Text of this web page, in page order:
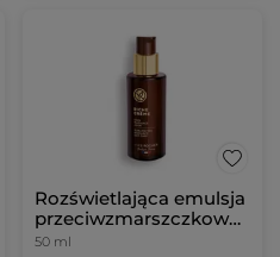
Rozświetlająca emulsja
przeciwzmarszczkowa
na dzień
50 ml